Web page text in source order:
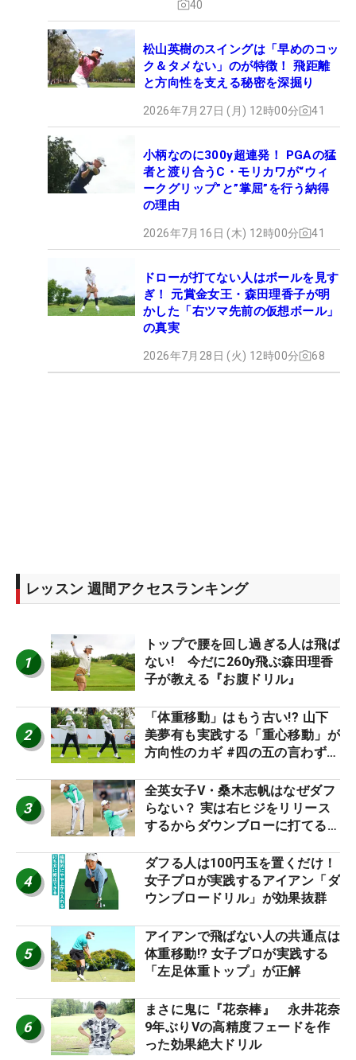
40
松山英樹のスイングは「早めのコッ
ク＆タメない」のが特徴！ 飛距離
と方向性を支える秘密を深掘り
2026年7月27日 (月) 12時00分 41
小柄なのに300y超連発！ PGAの猛
者と渡り合うC・モリカワが“ウィ
ークグリップ”と”掌屈”を行う納得
の理由
2026年7月16日 (木) 12時00分 41
ドローが打てない人はボールを見す
ぎ！ 元賞金女王・森田理香子が明
かした「右ツマ先前の仮想ボール」
の真実
2026年7月28日 (火) 12時00分 68
レッスン 週間アクセスランキング
1
トップで腰を回し過ぎる人は飛ば
ない! 今だに260y飛ぶ森田理香
子が教える『お腹ドリル』
2
「体重移動」はもう古い!? 山下
美夢有も実践する「重心移動」が
方向性のカギ #四の五の言わず振
3
全英女子V・桑木志帆はなぜダフ
らない？ 実は右ヒジをリリース
するからダウンブローに打てる #
4
ダフる人は100円玉を置くだけ！
女子プロが実践するアイアン「ダ
ウンブロードリル」が効果抜群
5
アイアンで飛ばない人の共通点は
体重移動!? 女子プロが実践する
「左足体重トップ」が正解
6
まさに鬼に『花奈棒』 永井花奈
9年ぶりVの高精度フェードを作
った効果絶大ドリル